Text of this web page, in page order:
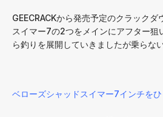
GEECRACKから発売予定のクラック
スイマー7の2つをメインにアフター狙
ら釣りを展開していきましたが乗らな
ベローズシャッドスイマー7インチをひ